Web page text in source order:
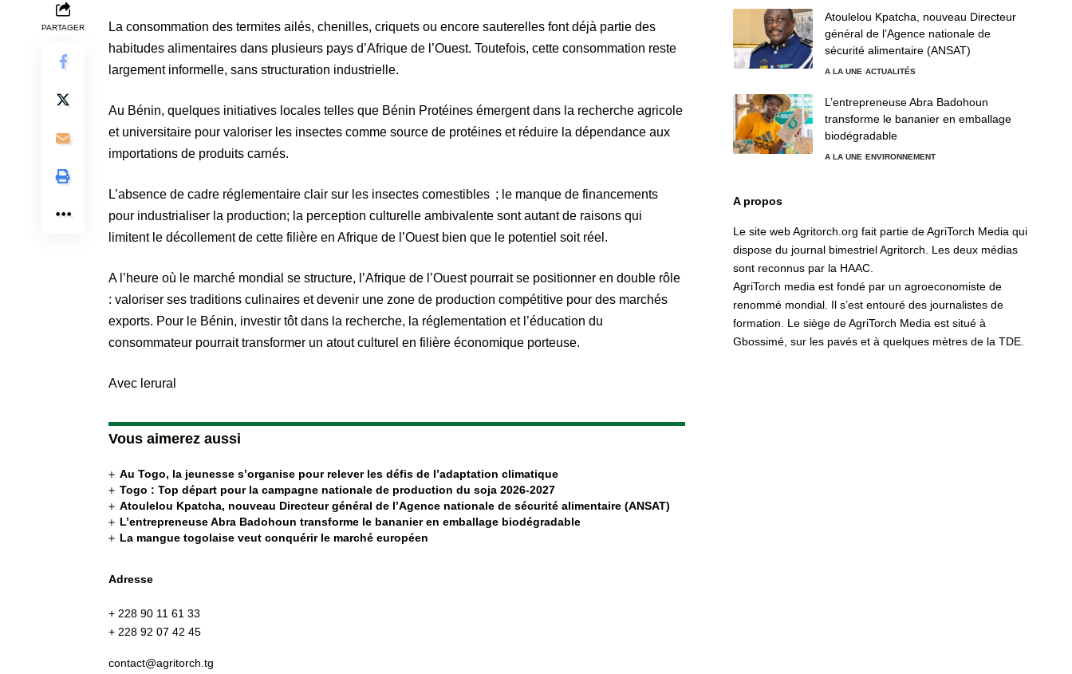
PARTAGER
La consommation des termites ailés, chenilles, criquets ou encore sauterelles font déjà partie des
habitudes alimentaires dans plusieurs pays d’Afrique de l’Ouest. Toutefois, cette consommation reste
largement informelle, sans structuration industrielle.
Au Bénin, quelques initiatives locales telles que Bénin Protéines émergent dans la recherche agricole
et universitaire pour valoriser les insectes comme source de protéines et réduire la dépendance aux
importations de produits carnés.
L’absence de cadre réglementaire clair sur les insectes comestibles ; le manque de financements
pour industrialiser la production; la perception culturelle ambivalente sont autant de raisons qui
limitent le décollement de cette filière en Afrique de l’Ouest bien que le potentiel soit réel.
A l’heure où le marché mondial se structure, l’Afrique de l’Ouest pourrait se positionner en double rôle
: valoriser ses traditions culinaires et devenir une zone de production compétitive pour des marchés
exports. Pour le Bénin, investir tôt dans la recherche, la réglementation et l’éducation du
consommateur pourrait transformer un atout culturel en filière économique porteuse.
Avec lerural
Vous aimerez aussi
Au Togo, la jeunesse s’organise pour relever les défis de l’adaptation climatique
Togo : Top départ pour la campagne nationale de production du soja 2026-2027
Atoulelou Kpatcha, nouveau Directeur général de l’Agence nationale de sécurité alimentaire (ANSAT)
L’entrepreneuse Abra Badohoun transforme le bananier en emballage biodégradable
La mangue togolaise veut conquérir le marché européen
Adresse
+ 228 90 11 61 33
+ 228 92 07 42 45
contact@agritorch.tg
Atoulelou Kpatcha, nouveau Directeur
général de l’Agence nationale de
sécurité alimentaire (ANSAT)
A LA UNE ACTUALITÉS
L’entrepreneuse Abra Badohoun
transforme le bananier en emballage
biodégradable
A LA UNE ENVIRONNEMENT
A propos
Le site web Agritorch.org fait partie de AgriTorch Media qui
dispose du journal bimestriel Agritorch. Les deux médias
sont reconnus par la HAAC.
AgriTorch media est fondé par un agroeconomiste de
renommé mondial. Il s’est entouré des journalistes de
formation. Le siège de AgriTorch Media est situé à
Gbossimé, sur les pavés et à quelques mètres de la TDE.